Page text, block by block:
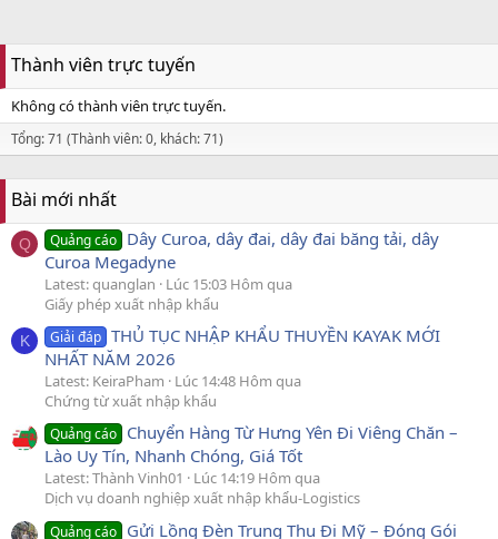
Thành viên trực tuyến
Không có thành viên trực tuyến.
Tổng: 71 (Thành viên: 0, khách: 71)
Bài mới nhất
Q Quảng cáo Dây Curoa, dây đai, dây đai băng tải, dây
Curoa Megadyne
Latest: quanglan
Lúc 15:03 Hôm qua
Giấy phép xuất nhập khẩu
K Giải đáp THỦ TỤC NHẬP KHẨU THUYỀN KAYAK MỚI
NHẤT NĂM 2026
Latest: KeiraPham
Lúc 14:48 Hôm qua
Chứng từ xuất nhập khẩu
Quảng cáo Chuyển Hàng Từ Hưng Yên Đi Viêng Chăn –
Lào Uy Tín, Nhanh Chóng, Giá Tốt
Latest: Thành Vinh01
Lúc 14:19 Hôm qua
Dịch vụ doanh nghiệp xuất nhập khẩu-Logistics
Quảng cáo Gửi Lồng Đèn Trung Thu Đi Mỹ – Đóng Gói